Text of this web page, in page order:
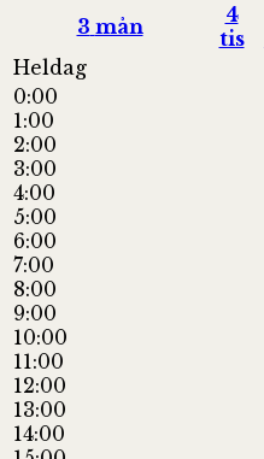
3 mån
4
tis
Heldag
0:00
1:00
2:00
3:00
4:00
5:00
6:00
7:00
8:00
9:00
10:00
11:00
12:00
13:00
14:00